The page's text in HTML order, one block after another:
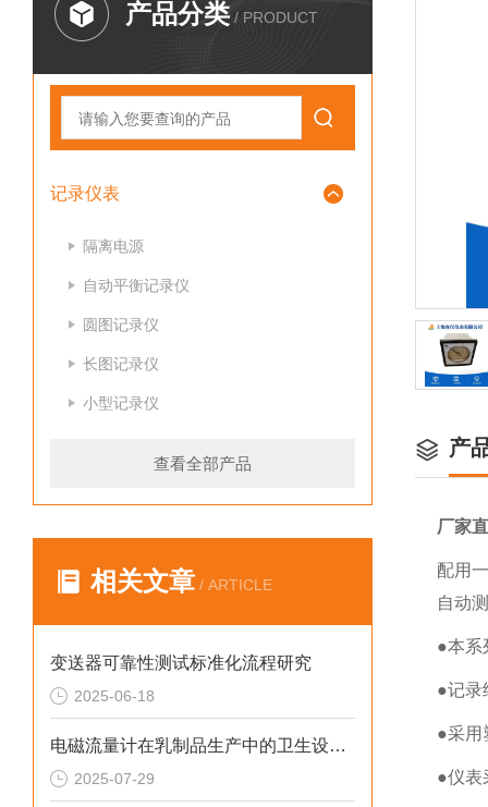
产品分类 / PRODUCT
记录仪表
隔离电源
自动平衡记录仪
圆图记录仪
长图记录仪
小型记录仪
查看全部产品
相关文章 / ARTICLE
变送器可靠性测试标准化流程研究
2025-06-18
电磁流量计在乳制品生产中的卫生设计与应用
2025-07-29
产
厂家
配用
自动
●本系
●记录
●采用
●仪表